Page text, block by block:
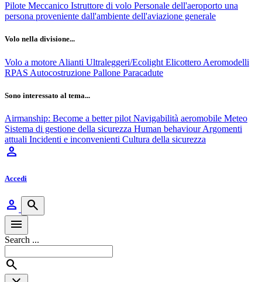
Pilote Meccanico Istruttore di volo Personale dell'aeroporto una
persona proveniente dall'ambiente dell'aviazione generale
Volo nella divisione...
Volo a motore Alianti Ultraleggeri/Ecolight Elicottero Aeromodelli
RPAS Autocostruzione Pallone Paracadute
Sono interessato al tema...
Airmanship: Become a better pilot Navigabilità aeromobile Meteo
Sistema di gestione della sicurezza Human behaviourArgomenti
attuali Incidenti e inconvenienti Cultura della sicurezza
person
Accedi
person
search
menu
Search ...
search